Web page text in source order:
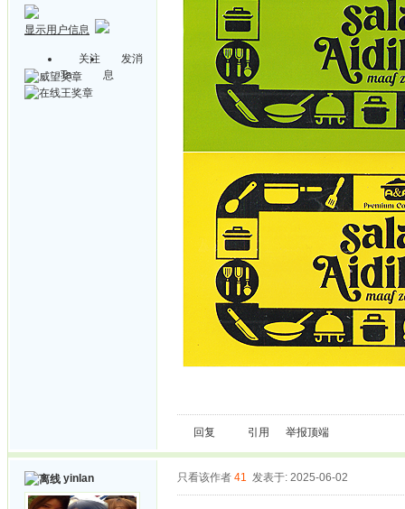
显示用户信息
关注
Ta
发消
息
回复 引用 举报顶端
yinlan 只看该作者 41 发表于: 2025-06-02